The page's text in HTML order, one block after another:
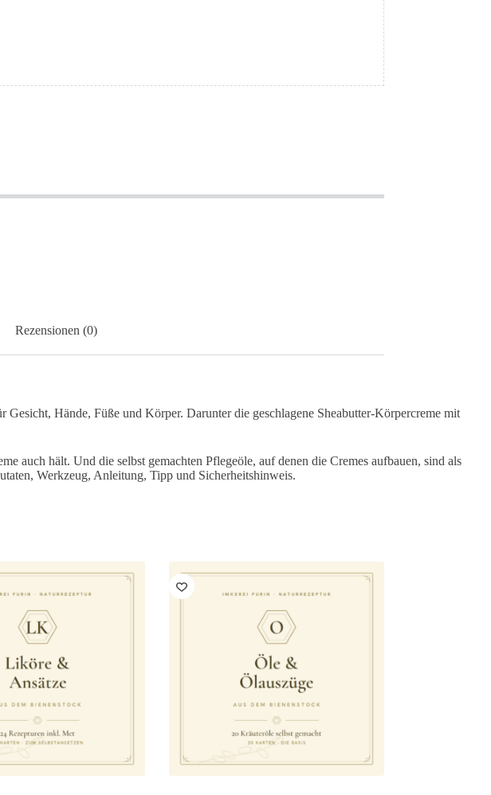
Rezensionen (0)
Hände, Füße und Körper. Darunter die geschlagene Sheabutter-Körpercreme mit
auch hält. Und die selbst gemachten Pflegeöle, auf denen die Cremes aufbauen, sind als
Werkzeug, Anleitung, Tipp und Sicherheitshinweis.